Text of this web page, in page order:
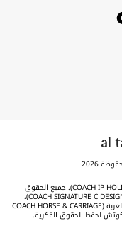
2026
©2026 شركة كوتش لحفظ الحقوق الفكرية (COACH IP HOLDINGS LLC). جميع الحقوق
محفوظة. كوتش (COACH)، وشعار كوتش سي المميز (COACH SIGNATURE C DESIGN)،
وكوتش & تاج (COACH & TAG DESIGN)، وتصميم الحصان والعربة (COACH HORSE & CARRIAGE